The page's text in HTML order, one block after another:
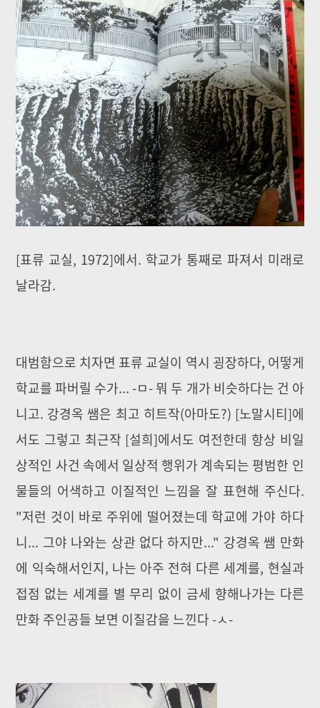
[표류 교실, 1972]에서. 학교가 통째로 파져서 미래로
날라감.
대범함으로 치자면 표류 교실이 역시 굉장하다, 어떻게
학교를 파버릴 수가... -ㅁ- 뭐 두 개가 비슷하다는 건 아
니고. 강경옥 쌤은 최고 히트작(아마도?) [노말시티]에
서도 그렇고 최근작 [설희]에서도 여전한데 항상 비일
상적인 사건 속에서 일상적 행위가 계속되는 평범한 인
물들의 어색하고 이질적인 느낌을 잘 표현해 주신다.
"저런 것이 바로 주위에 떨어졌는데 학교에 가야 하다
니... 그야 나와는 상관 없다 하지만..." 강경옥 쌤 만화
에 익숙해서인지, 나는 아주 전혀 다른 세계를, 현실과
접점 없는 세계를 별 무리 없이 금세 향해나가는 다른
만화 주인공들 보면 이질감을 느낀다 -ㅅ-